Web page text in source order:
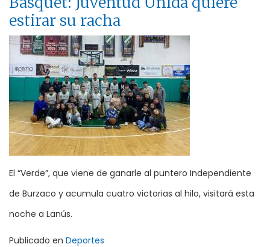
estirar su racha
El “Verde”, que viene de ganarle al puntero Independiente
de Burzaco y acumula cuatro victorias al hilo, visitará esta
noche a Lanús.
Publicado en Deportes